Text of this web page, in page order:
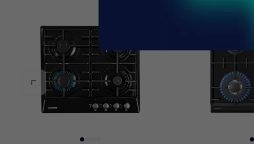
Поверх конфорок на варочной панели установлены
стеклянное покрытие. Такие держатели удобны в
Гарантия на варочную поверхность NORDFROST – 1 год.